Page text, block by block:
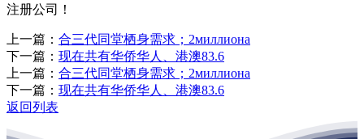
注册公司！
上一篇： 合三代同堂栖身需求；2миллиона
下一篇： 现在共有华侨华人、港澳83.6
上一篇： 合三代同堂栖身需求；2миллиона
下一篇： 现在共有华侨华人、港澳83.6
返回列表